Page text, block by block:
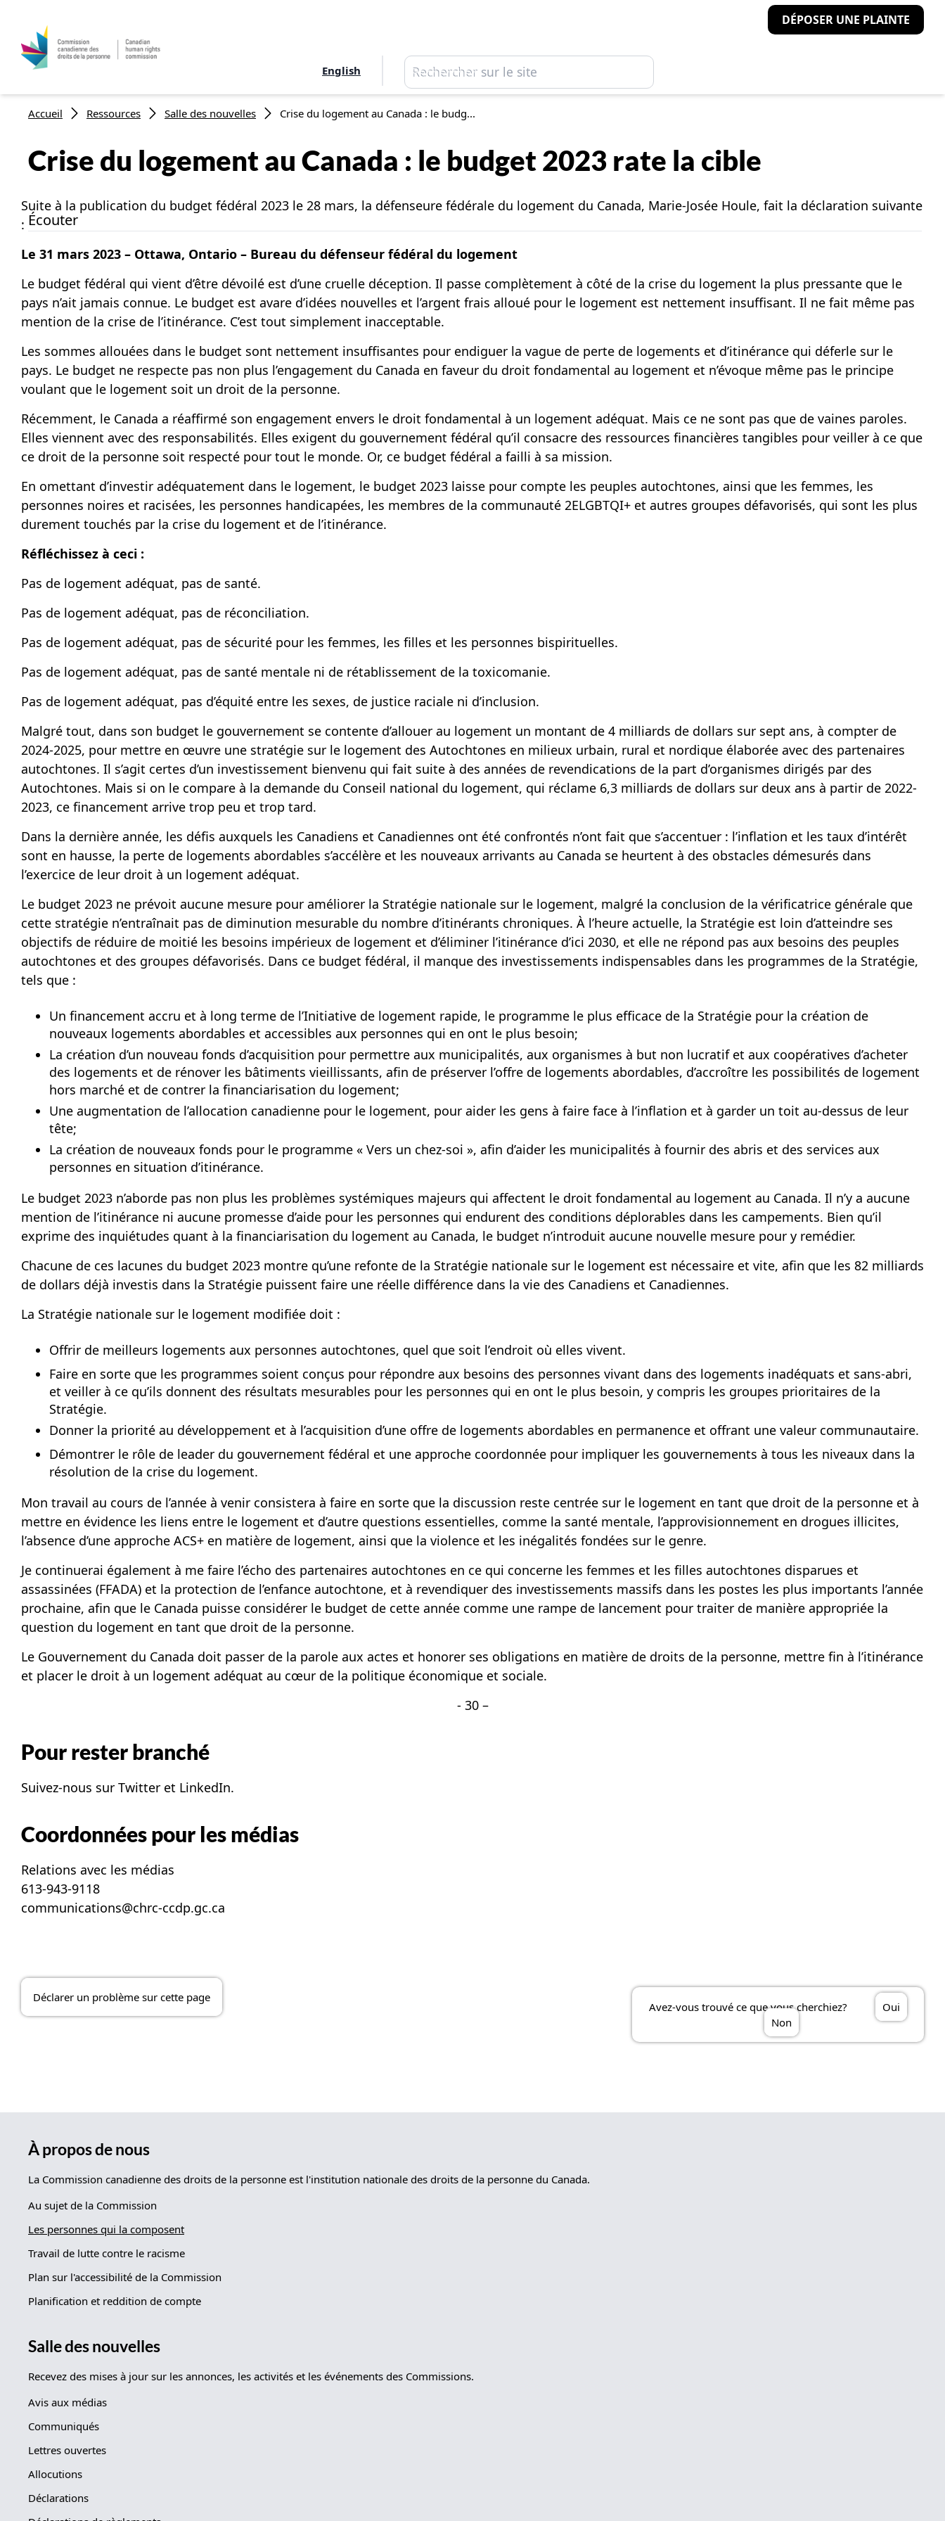
English Rechercher
Rechercher
DÉPOSER UNE PLAINTE
Fil d'Ariane
Accueil Ressources Salle des nouvelles Crise du logement au Canada : le budg...
Crise du logement au Canada : le budget 2023 rate la cible
Écouter
Suite à la publication du budget fédéral 2023 le 28 mars, la défenseure fédérale du logement du Canada, Marie-Josée Houle, fait la déclaration suivante
:
Le 31 mars 2023 – Ottawa, Ontario – Bureau du défenseur fédéral du logement
Le budget fédéral qui vient d’être dévoilé est d’une cruelle déception. Il passe complètement à côté de la crise du logement la plus pressante que le
pays n’ait jamais connue. Le budget est avare d’idées nouvelles et l’argent frais alloué pour le logement est nettement insuffisant. Il ne fait même pas
mention de la crise de l’itinérance. C’est tout simplement inacceptable.
Les sommes allouées dans le budget sont nettement insuffisantes pour endiguer la vague de perte de logements et d’itinérance qui déferle sur le
pays. Le budget ne respecte pas non plus l’engagement du Canada en faveur du droit fondamental au logement et n’évoque même pas le principe
voulant que le logement soit un droit de la personne.
Récemment, le Canada a réaffirmé son engagement envers le droit fondamental à un logement adéquat. Mais ce ne sont pas que de vaines paroles.
Elles viennent avec des responsabilités. Elles exigent du gouvernement fédéral qu’il consacre des ressources financières tangibles pour veiller à ce que
ce droit de la personne soit respecté pour tout le monde. Or, ce budget fédéral a failli à sa mission.
En omettant d’investir adéquatement dans le logement, le budget 2023 laisse pour compte les peuples autochtones, ainsi que les femmes, les
personnes noires et racisées, les personnes handicapées, les membres de la communauté 2ELGBTQI+ et autres groupes défavorisés, qui sont les plus
durement touchés par la crise du logement et de l’itinérance.
Réfléchissez à ceci :
Pas de logement adéquat, pas de santé.
Pas de logement adéquat, pas de réconciliation.
Pas de logement adéquat, pas de sécurité pour les femmes, les filles et les personnes bispirituelles.
Pas de logement adéquat, pas de santé mentale ni de rétablissement de la toxicomanie.
Pas de logement adéquat, pas d’équité entre les sexes, de justice raciale ni d’inclusion.
Malgré tout, dans son budget le gouvernement se contente d’allouer au logement un montant de 4 milliards de dollars sur sept ans, à compter de
2024-2025, pour mettre en œuvre une stratégie sur le logement des Autochtones en milieux urbain, rural et nordique élaborée avec des partenaires
autochtones. Il s’agit certes d’un investissement bienvenu qui fait suite à des années de revendications de la part d’organismes dirigés par des
Autochtones. Mais si on le compare à la demande du Conseil national du logement, qui réclame 6,3 milliards de dollars sur deux ans à partir de 2022-
2023, ce financement arrive trop peu et trop tard.
Dans la dernière année, les défis auxquels les Canadiens et Canadiennes ont été confrontés n’ont fait que s’accentuer : l’inflation et les taux d’intérêt
sont en hausse, la perte de logements abordables s’accélère et les nouveaux arrivants au Canada se heurtent à des obstacles démesurés dans
l’exercice de leur droit à un logement adéquat.
Le budget 2023 ne prévoit aucune mesure pour améliorer la Stratégie nationale sur le logement, malgré la conclusion de la vérificatrice générale que
cette stratégie n’entraînait pas de diminution mesurable du nombre d’itinérants chroniques. À l’heure actuelle, la Stratégie est loin d’atteindre ses
objectifs de réduire de moitié les besoins impérieux de logement et d’éliminer l’itinérance d’ici 2030, et elle ne répond pas aux besoins des peuples
autochtones et des groupes défavorisés. Dans ce budget fédéral, il manque des investissements indispensables dans les programmes de la Stratégie,
tels que :
Un financement accru et à long terme de l’Initiative de logement rapide, le programme le plus efficace de la Stratégie pour la création de
nouveaux logements abordables et accessibles aux personnes qui en ont le plus besoin;
La création d’un nouveau fonds d’acquisition pour permettre aux municipalités, aux organismes à but non lucratif et aux coopératives d’acheter
des logements et de rénover les bâtiments vieillissants, afin de préserver l’offre de logements abordables, d’accroître les possibilités de logement
hors marché et de contrer la financiarisation du logement;
Une augmentation de l’allocation canadienne pour le logement, pour aider les gens à faire face à l’inflation et à garder un toit au-dessus de leur
tête;
La création de nouveaux fonds pour le programme « Vers un chez-soi », afin d’aider les municipalités à fournir des abris et des services aux
personnes en situation d’itinérance.
Le budget 2023 n’aborde pas non plus les problèmes systémiques majeurs qui affectent le droit fondamental au logement au Canada. Il n’y a aucune
mention de l’itinérance ni aucune promesse d’aide pour les personnes qui endurent des conditions déplorables dans les campements. Bien qu’il
exprime des inquiétudes quant à la financiarisation du logement au Canada, le budget n’introduit aucune nouvelle mesure pour y remédier.
Chacune de ces lacunes du budget 2023 montre qu’une refonte de la Stratégie nationale sur le logement est nécessaire et vite, afin que les 82 milliards
de dollars déjà investis dans la Stratégie puissent faire une réelle différence dans la vie des Canadiens et Canadiennes.
La Stratégie nationale sur le logement modifiée doit :
Offrir de meilleurs logements aux personnes autochtones, quel que soit l’endroit où elles vivent.
Faire en sorte que les programmes soient conçus pour répondre aux besoins des personnes vivant dans des logements inadéquats et sans-abri,
et veiller à ce qu’ils donnent des résultats mesurables pour les personnes qui en ont le plus besoin, y compris les groupes prioritaires de la
Stratégie.
Donner la priorité au développement et à l’acquisition d’une offre de logements abordables en permanence et offrant une valeur communautaire.
Démontrer le rôle de leader du gouvernement fédéral et une approche coordonnée pour impliquer les gouvernements à tous les niveaux dans la
résolution de la crise du logement.
Mon travail au cours de l’année à venir consistera à faire en sorte que la discussion reste centrée sur le logement en tant que droit de la personne et à
mettre en évidence les liens entre le logement et d’autre questions essentielles, comme la santé mentale, l’approvisionnement en drogues illicites,
l’absence d’une approche ACS+ en matière de logement, ainsi que la violence et les inégalités fondées sur le genre.
Je continuerai également à me faire l’écho des partenaires autochtones en ce qui concerne les femmes et les filles autochtones disparues et
assassinées (FFADA) et la protection de l’enfance autochtone, et à revendiquer des investissements massifs dans les postes les plus importants l’année
prochaine, afin que le Canada puisse considérer le budget de cette année comme une rampe de lancement pour traiter de manière appropriée la
question du logement en tant que droit de la personne.
Le Gouvernement du Canada doit passer de la parole aux actes et honorer ses obligations en matière de droits de la personne, mettre fin à l’itinérance
et placer le droit à un logement adéquat au cœur de la politique économique et sociale.
- 30 –
Pour rester branché
Suivez-nous sur Twitter et LinkedIn.
Coordonnées pour les médias
Relations avec les médias
613-943-9118
communications@chrc-ccdp.gc.ca
Déclarer un problème sur cette page
Avez-vous trouvé ce que vous cherchiez?
Oui
Non
À propos de nous
La Commission canadienne des droits de la personne est l'institution nationale des droits de la personne du Canada.
Au sujet de la Commission
Les personnes qui la composent
Travail de lutte contre le racisme
Plan sur l'accessibilité de la Commission
Planification et reddition de compte
Salle des nouvelles
Recevez des mises à jour sur les annonces, les activités et les événements des Commissions.
Avis aux médias
Communiqués
Lettres ouvertes
Allocutions
Déclarations